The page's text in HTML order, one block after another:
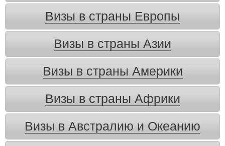
Визы в страны Европы
Визы в страны Азии
Визы в страны Америки
Визы в страны Африки
Визы в Австралию и Океанию